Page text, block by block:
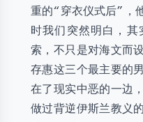
重的“穿衣仪式后”，
时我们突然明白，
索，不只是对海文而
存惠这三个最主要的
在了现实中恶的一边
做过背逆伊斯兰教义